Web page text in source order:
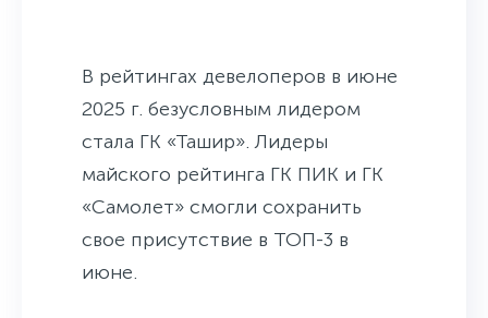
В рейтингах девелоперов в июне
2025 г. безусловным лидером
стала ГК «Ташир». Лидеры
майского рейтинга ГК ПИК и ГК
«Самолет» смогли сохранить
свое присутствие в ТОП-3 в
июне.